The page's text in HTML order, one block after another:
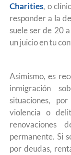
Charities, o
responder a la
suele ser de 20
un juicio en tu
Asimismo, es
inmigración
situaciones,
violencia o
renovaciones
permanente. Si
por deudas,